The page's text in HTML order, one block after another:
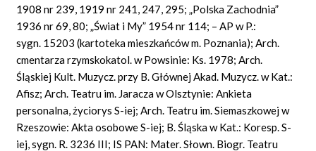
1908 nr 239, 1919 nr 241, 247, 295; „Polska Zachodnia”
1936 nr 69, 80; „Świat i My” 1954 nr 114; – AP w P.:
sygn. 15203 (kartoteka mieszkańców m. Poznania); Arch.
cmentarza rzymskokatol. w Powsinie: Ks. 1978; Arch.
Śląskiej Kult. Muzycz. przy B. Głównej Akad. Muzycz. w Kat.:
Afisz; Arch. Teatru im. Jaracza w Olsztynie: Ankieta
personalna, życiorys S-iej; Arch. Teatru im. Siemaszkowej w
Rzeszowie: Akta osobowe S-iej; B. Śląska w Kat.: Koresp. S-
iej, sygn. R. 3236 III; IS PAN: Mater. Słown. Biogr. Teatru